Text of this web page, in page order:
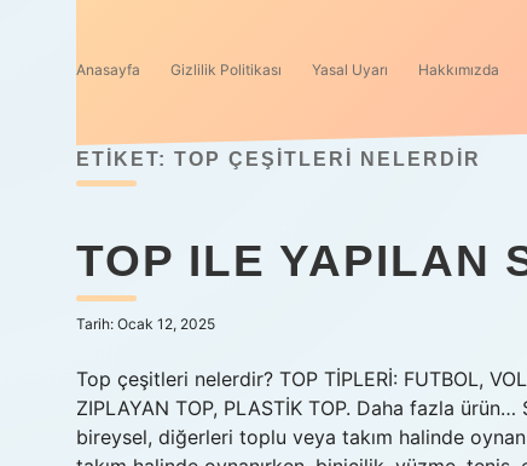
Anasayfa Gizlilik Politikası Yasal Uyarı Hakkımızda
ETIKET: TOP ÇEŞITLERI NELERDIR
TOP ILE YAPILAN
Tarih: Ocak 12, 2025
Top çeşitleri nelerdir? TOP TİPLERİ: FUTBOL,
ZIPLAYAN TOP, PLASTİK TOP. Daha fazla
bireysel, diğerleri toplu veya takım halinde